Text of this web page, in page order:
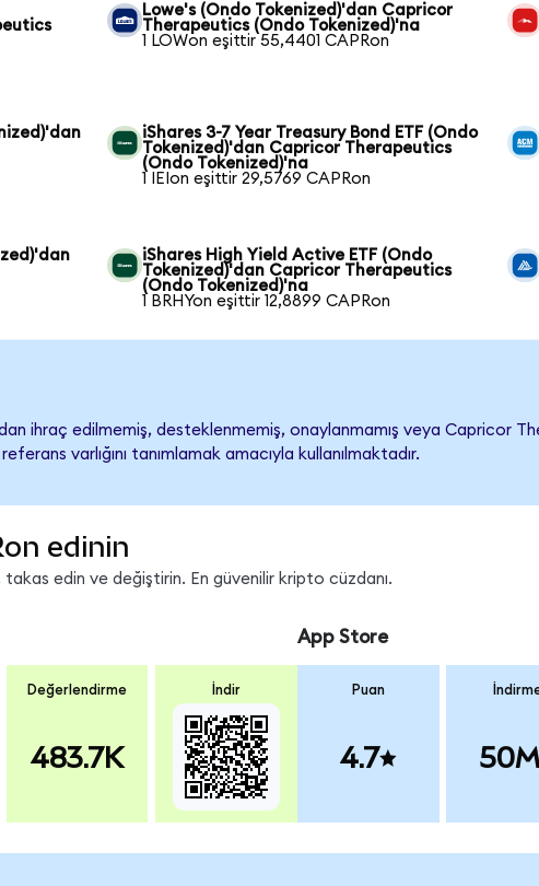
Lowe's (Ondo Tokenized)'dan Capricor
Therapeutics (Ondo Tokenized)'na
1 LOWon eşittir 55,4401 CAPRon
iShares 3-7 Year Treasury Bond ETF (Ondo
Tokenized)'dan Capricor Therapeutics
(Ondo Tokenized)'na
1 IEIon eşittir 29,5769 CAPRon
iShares High Yield Active ETF (Ondo
Tokenized)'dan Capricor Therapeutics
(Ondo Tokenized)'na
1 BRHYon eşittir 12,8899 CAPRon
ihraç edilmemiş, desteklenmemiş, onaylanmamış veya Capricor
varlığını tanımlamak amacıyla kullanılmaktadır.
edinin
takas edin ve değiştirin. En güvenilir kripto cüzdanı.
Değerlendirme
483.7K
İndir
App Store
Puan
4.7